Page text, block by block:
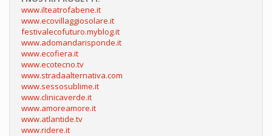
www.ilteatrofabene.it
www.ecovillaggiosolare.it
festivalecofuturo.myblog.it
www.adomandarisponde.it
www.ecofiera.it
www.ecotecno.tv
www.stradaalternativa.com
www.sessosublime.it
www.clinicaverde.it
www.amoreamore.it
www.atlantide.tv
www.ridere.it